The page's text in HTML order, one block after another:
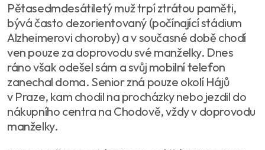
Pětasedmdesátiletý muž trpí ztrátou paměti,
bývá často dezorientovaný (počínající stádium
Alzheimerovi choroby) a v současné době chodí
ven pouze za doprovodu své manželky. Dnes
ráno však odešel sám a svůj mobilní telefon
zanechal doma. Senior zná pouze okolí Hájů
v Praze, kam chodil na procházky nebo jezdil do
nákupního centra na Chodově, vždy v doprovodu
manželky.